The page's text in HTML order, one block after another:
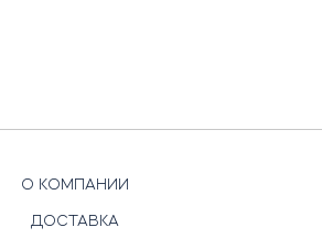
О КОМПАНИИ
ДОСТАВКА